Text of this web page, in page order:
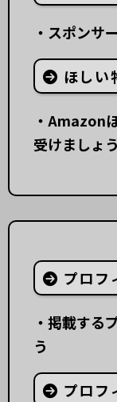
・スポンサ
ほし
・Amazon
受けましょう
プロフ
・掲載する
う
プロフ